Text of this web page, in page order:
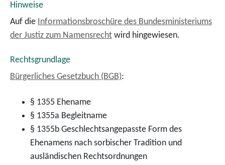
Hinweise
Auf die Informationsbroschüre des Bundesministeriums
der Justiz zum Namensrecht wird hingewiesen.
Rechtsgrundlage
Bürgerliches Gesetzbuch (BGB):
§ 1355 Ehename
§ 1355a Begleitname
§ 1355b Geschlechtsangepasste Form des
Ehenamens nach sorbischer Tradition und
ausländischen Rechtsordnungen